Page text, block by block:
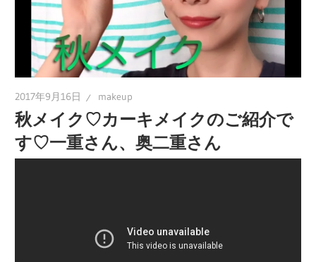
2017年9月16日 makeup
秋メイク♡カーキメイクのご紹介で
す♡一重さん、奥二重さん